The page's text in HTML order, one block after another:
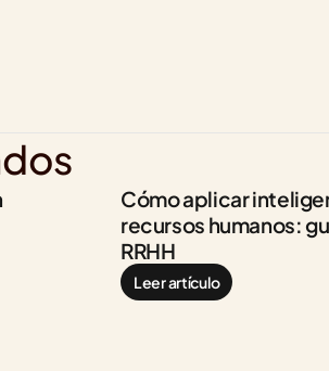
Cómo aplicar
recursos humanos:
RRHH
Leer artículo